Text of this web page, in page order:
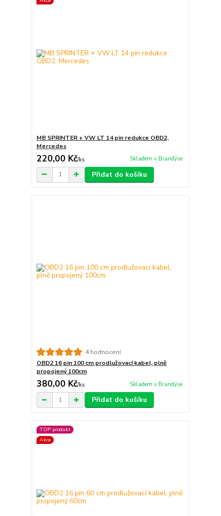
MB SPRINTER + VW LT 14 pin redukce OBD2,
Mercedes
220,00 Kč/ks Skladem v Brandýse
Přidat do košíku
4 hodnocení
OBD2 16 pin 100 cm prodlužovací kabel, plně
propojený 100cm
380,00 Kč/ks Skladem v Brandýse
Přidat do košíku
TOP produkt
Akce